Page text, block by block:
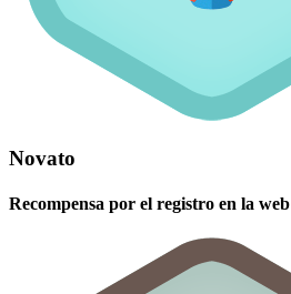
Novato
Recompensa por el registro en la web